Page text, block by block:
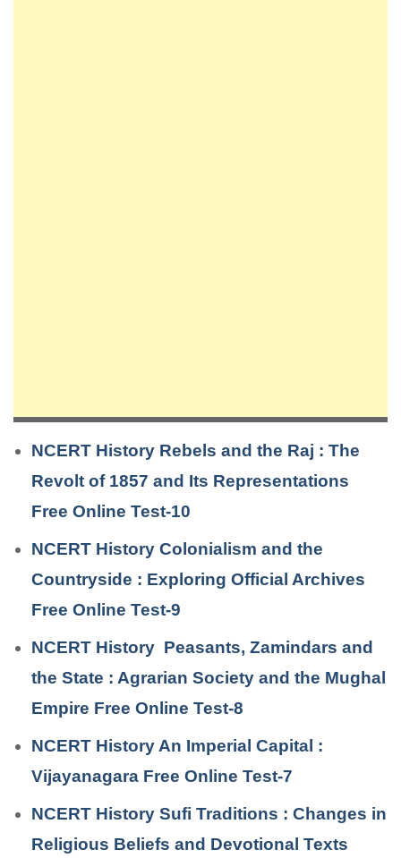
NCERT History Rebels and the Raj : The
Revolt of 1857 and Its Representations
Free Online Test-10
NCERT History Colonialism and the
Countryside : Exploring Official Archives
Free Online Test-9
NCERT History Peasants, Zamindars and
the State : Agrarian Society and the Mughal
Empire Free Online Test-8
NCERT History An Imperial Capital :
Vijayanagara Free Online Test-7
NCERT History Sufi Traditions : Changes in
Religious Beliefs and Devotional Texts